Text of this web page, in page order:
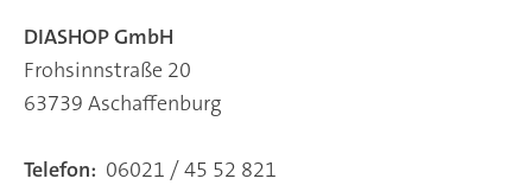
DIASHOP GmbH
Frohsinnstraße 20
63739 Aschaffenburg
Telefon: 06021 / 45 52 821